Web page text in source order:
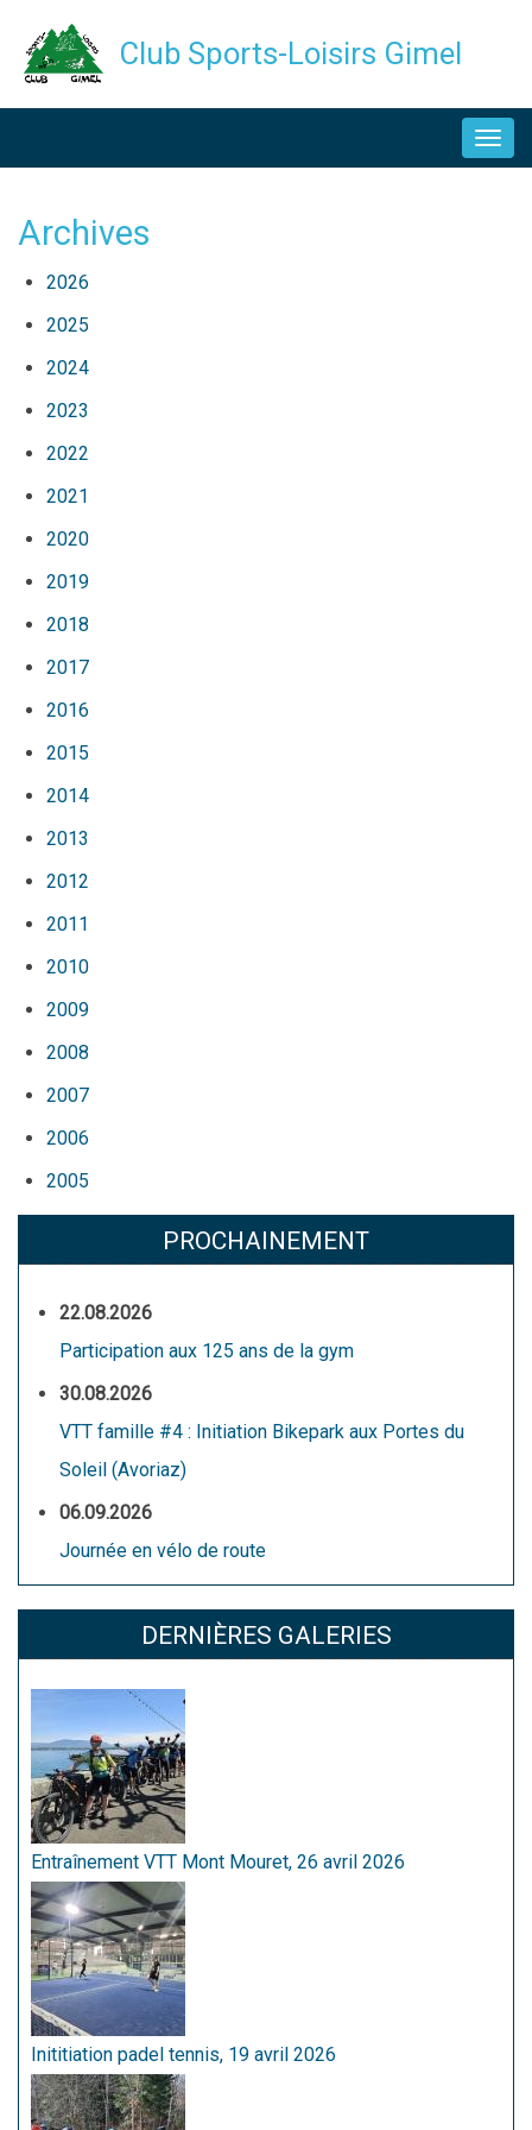
Club Sports-Loisirs Gimel
Archives
2026
2025
2024
2023
2022
2021
2020
2019
2018
2017
2016
2015
2014
2013
2012
2011
2010
2009
2008
2007
2006
2005
PROCHAINEMENT
22.08.2026
Participation aux 125 ans de la gym
30.08.2026
VTT famille #4 : Initiation Bikepark aux Portes du
Soleil (Avoriaz)
06.09.2026
Journée en vélo de route
DERNIÈRES GALERIES
Entraînement VTT Mont Mouret, 26 avril 2026
Inititiation padel tennis, 19 avril 2026